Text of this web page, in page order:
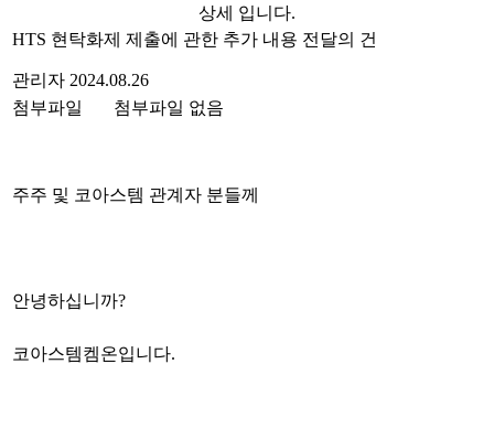
상세 입니다.
HTS 현탁화제 제출에 관한 추가 내용 전달의 건
관리자 2024.08.26
첨부파일
첨부파일 없음
주주 및 코아스템 관계자 분들께
안녕하십니까?
코아스템켐온입니다.